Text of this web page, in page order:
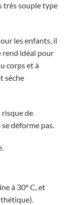
très souple type
les enfants, il
rend idéal pour
corps et à
sèche
risque de
déforme pas.
à 30° C, et